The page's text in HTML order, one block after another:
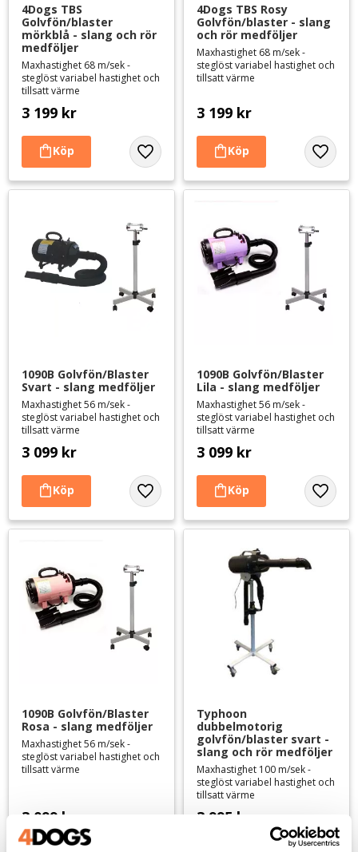
4Dogs TBS
Golvfön/blaster
mörkblå - slang och rör
medföljer
Maxhastighet 68 m/sek -
steglöst variabel hastighet och
tillsatt värme
3 199 kr
Lägg till i favoriter
4Dogs TBS Rosy
Golvfön/blaster - slang
och rör medföljer
Maxhastighet 68 m/sek -
steglöst variabel hastighet och
tillsatt värme
3 199 kr
Lägg
1090B Golvfön/Blaster
Svart - slang medföljer
Maxhastighet 56 m/sek -
steglöst variabel hastighet och
tillsatt värme
3 099 kr
Lägg till i favoriter
1090B Golvfön/Blaster
Lila - slang medföljer
Maxhastighet 56 m/sek -
steglöst variabel hastighet och
tillsatt värme
3 099 kr
Lägg
1090B Golvfön/Blaster
Rosa - slang medföljer
Maxhastighet 56 m/sek -
steglöst variabel hastighet och
tillsatt värme
3 099 kr
Typhoon
dubbelmotorig
golvfön/blaster svart -
slang och rör medföljer
Maxhastighet 100 m/sek -
steglöst variabel hastighet och
tillsatt värme
3 995 kr